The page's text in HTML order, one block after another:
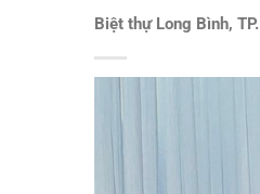
Biệt thự Long Bình,